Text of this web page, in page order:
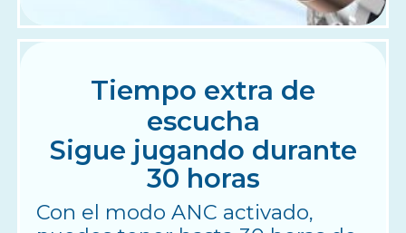
Tiempo extra de
escucha
Sigue jugando durante
30 horas
Con el modo ANC activado,